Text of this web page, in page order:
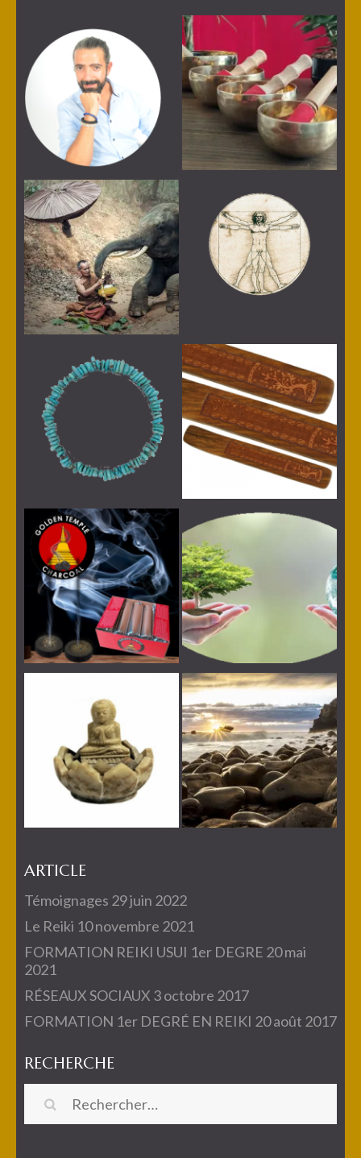
ARTICLE
Témoignages 29 juin 2022
Le Reiki 10 novembre 2021
FORMATION REIKI USUI 1er DEGRE 20 mai
2021
RÉSEAUX SOCIAUX 3 octobre 2017
FORMATION 1er DEGRÉ EN REIKI 20 août 2017
RECHERCHE
Rechercher :